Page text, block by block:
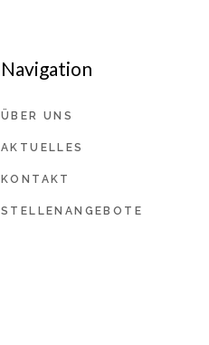
Navigation
ÜBER UNS
AKTUELLES
KONTAKT
STELLENANGEBOTE